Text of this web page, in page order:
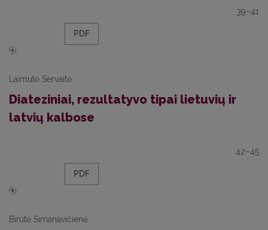
39–41
PDF
Laimutė Servaitė
Diateziniai, rezultatyvo tipai lietuvių ir
latvių kalbose
42–45
PDF
Birutė Simanavičienė